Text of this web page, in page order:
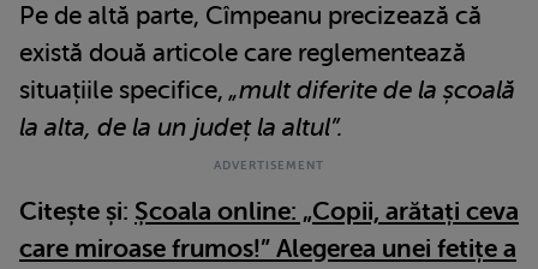
Pe de altă parte, Cîmpeanu precizează că
există două articole care reglementează
situațiile specifice, „mult diferite de la școală
la alta, de la un județ la altul”.
Citește și: Școala online: „Copii, arătați ceva
care miroase frumos!” Alegerea unei fetițe a